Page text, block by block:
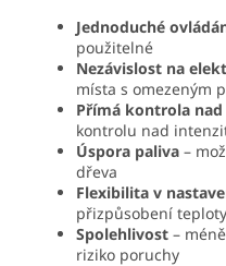
Jednoduché
použitelné
Nezávislost na
místa s omezeným
Přímá kontrola
kontrolu nad
Úspora paliva –
dřeva
Flexibilita v
přizpůsobení
Spolehlivost –
riziko poruchy